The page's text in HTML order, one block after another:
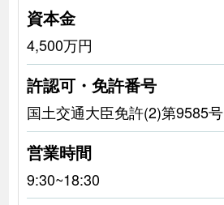
資本金
4,500万円
許認可・免許番号
国土交通大臣免許(2)第9585号
営業時間
9:30~18:30